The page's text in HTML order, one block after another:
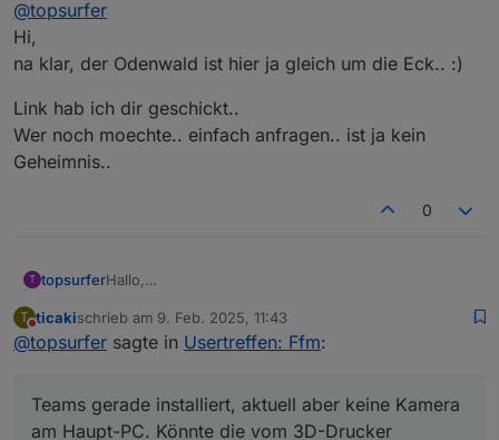
beim realen Treffen) teilnehmen wollen.
dazuzuschalten....
würde, thx!
am Haupt-PC. Könnte die vom 3D-Drucker
Entfernung HW-seitig eingestellt ;-) )
Martin
@topsurfer
Hi,
na klar, der Odenwald ist hier ja gleich um die Eck.. :)
Link hab ich dir geschickt..
Wer noch moechte.. einfach anfragen.. ist ja kein
Geheimnis..
0
T topsurferHallo,
aus dem Odenwald und würde heute (und evtl. auch
beim realen Treffen) teilnehmen wollen.
dazuzuschalten....
Wenn jemand mir den Einladung-Link zusenden
Teams gerade installiert, aktuell aber keine Kamera
am Haupt-PC. Könnte die vom 3D-Drucker
T
Nicht stören
ticakischrieb am 9. Feb. 2025, 11:43
zuletzt editiert von
@topsurfer sagte in Usertreffen: Ffm:
Teams gerade installiert, aktuell aber keine Kamera
am Haupt-PC. Könnte die vom 3D-Drucker